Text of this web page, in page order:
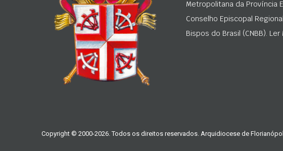
Metropolitana da Província
Conselho Episcopal
Bispos do Brasil (CNBB). Ler
Copyright © 2000-2026. Todos os direitos reservados. Arquidiocese de